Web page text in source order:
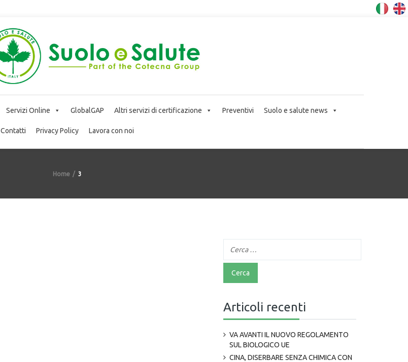
Servizi Online GlobalGAP Altri servizi di certificazione Preventivi Suolo e salute news
Contatti Privacy Policy Lavora con noi
Home 3
Articoli recenti
VA AVANTI IL NUOVO REGOLAMENTO
SUL BIOLOGICO UE
CINA, DISERBARE SENZA CHIMICA CON